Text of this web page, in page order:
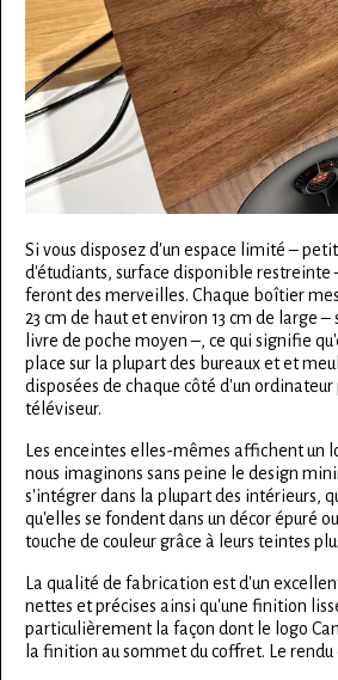
Si vous disposez d'un espace limité –
d'étudiants, surface disponible restreinte
feront des merveilles. Chaque boîtier
23 cm de haut et environ 13 cm de large –
livre de poche moyen –, ce qui signifie
place sur la plupart des bureaux et et
disposées de chaque côté d'un
téléviseur.
Les enceintes elles-mêmes affichent un
nous imaginons sans peine le design
s'intégrer dans la plupart des intérieurs,
qu'elles se fondent dans un décor épuré
touche de couleur grâce à leurs teintes
La qualité de fabrication est d'un
nettes et précises ainsi qu'une finition
particulièrement la façon dont le logo
la finition au sommet du coffret. Le